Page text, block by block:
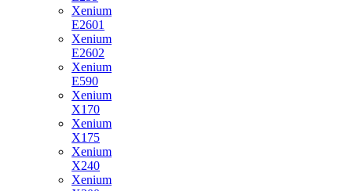
Xenium
E2601
Xenium
E2602
Xenium
E590
Xenium
X170
Xenium
X175
Xenium
X240
Xenium